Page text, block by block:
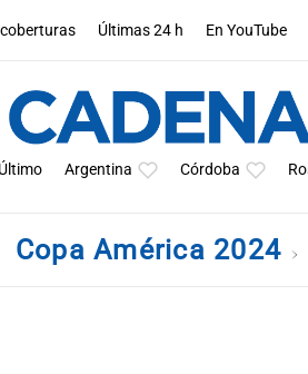
Últimas 24 h En YouTube
Argentina Córdoba
Copa América 2024